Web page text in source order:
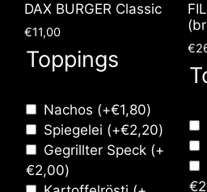
DAX BURGER Classic
€11,00
Toppings
Nachos (+€1,80)
Spiegelei (+€2,20)
Gegrillter Speck (+
€2,00)
€
€